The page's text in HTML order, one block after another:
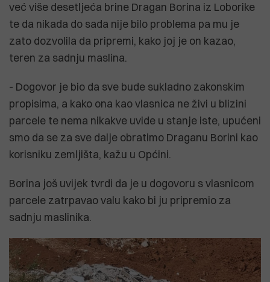
već više desetljeća brine Dragan Borina iz Loborike
te da nikada do sada nije bilo problema pa mu je
zato dozvolila da pripremi, kako joj je on kazao,
teren za sadnju maslina.
- Dogovor je bio da sve bude sukladno zakonskim
propisima, a kako ona kao vlasnica ne živi u blizini
parcele te nema nikakve uvide u stanje iste, upućeni
smo da se za sve dalje obratimo Draganu Borini kao
korisniku zemljišta, kažu u Općini.
Borina još uvijek tvrdi da je u dogovoru s vlasnicom
parcele zatrpavao valu kako bi ju pripremio za
sadnju maslinika.